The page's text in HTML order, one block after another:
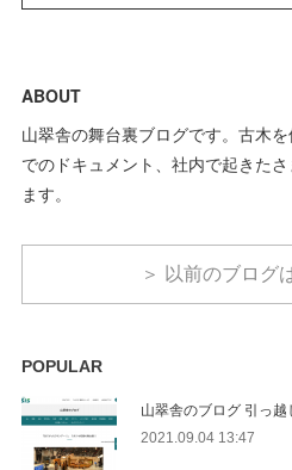
ABOUT
山翠舎の舞台裏ブログです。古木
でのドキュメント、社内で起きた
ます。
＞ 以前のブログ
POPULAR
山翠舎のブログ 引っ
2021.09.04 13:47